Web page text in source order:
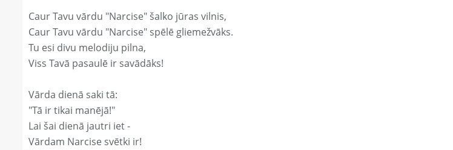
Caur Tavu vārdu "Narcise" šalko jūras vilnis,
Caur Tavu vārdu "Narcise" spēlē gliemežvāks.
Tu esi divu melodiju pilna,
Viss Tavā pasaulē ir savādāks!
Vārda dienā saki tā:
"Tā ir tikai manējā!"
Lai šai dienā jautri iet -
Vārdam Narcise svētki ir!